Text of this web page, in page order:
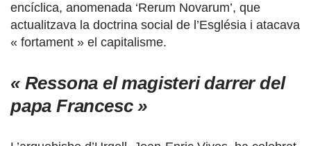
encíclica, anomenada ‘Rerum Novarum’, que
actualitzava la doctrina social de l’Església i atacava
« fortament » el capitalisme.
« Ressona el magisteri darrer del
papa Francesc »